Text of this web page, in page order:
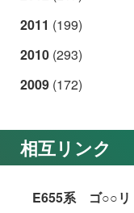
2011 (199)
2010 (293)
2009 (172)
相互リンク
E655系 ゴ○○